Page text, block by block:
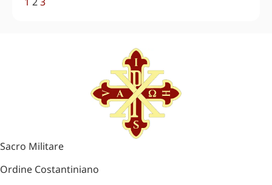
Sacro Militare
Ordine Costantiniano